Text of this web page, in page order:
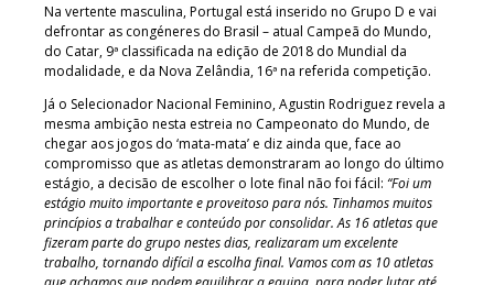
Na vertente masculina, Portugal está inserido no Grupo D e vai
defrontar as congéneres do Brasil – atual Campeã do Mundo,
do Catar, 9ª classificada na edição de 2018 do Mundial da
modalidade, e da Nova Zelândia, 16ª na referida competição.
Já o Selecionador Nacional Feminino, Agustin Rodriguez revela a
mesma ambição nesta estreia no Campeonato do Mundo, de
chegar aos jogos do ‘mata-mata’ e diz ainda que, face ao
compromisso que as atletas demonstraram ao longo do último
estágio, a decisão de escolher o lote final não foi fácil: “Foi um
estágio muito importante e proveitoso para nós. Tinhamos muitos
princípios a trabalhar e conteúdo por consolidar. As 16 atletas que
fizeram parte do grupo nestes dias, realizaram um excelente
trabalho, tornando difícil a escolha final. Vamos com as 10 atletas